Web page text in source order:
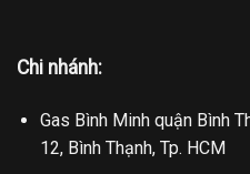
Chi nhánh:
Gas Bình Minh quận Bình
12, Bình Thạnh, Tp. HCM